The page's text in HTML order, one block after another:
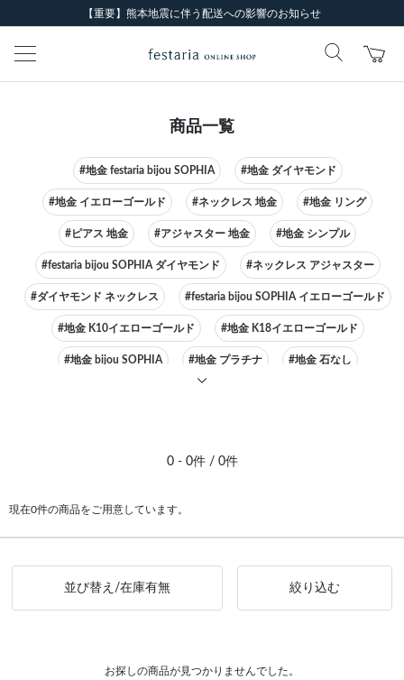
【重要】熊本地震に伴う配送への影響のお知らせ
商品一覧
#地金 festaria bijou SOPHIA #地金 ダイヤモンド
#地金 イエローゴールド #ネックレス 地金 #地金 リング
#ピアス 地金 #アジャスター 地金 #地金 シンプル
#festaria bijou SOPHIA ダイヤモンド #ネックレス アジャスター
#ダイヤモンド ネックレス #festaria bijou SOPHIA イエローゴールド
#地金 K10イエローゴールド #地金 K18イエローゴールド
#地金 bijou SOPHIA #地金 プラチナ #地金 石なし
0 - 0件 / 0件
現在0件の商品をご用意しています。
並び替え/在庫有無 絞り込む
お探しの商品が見つかりませんでした。